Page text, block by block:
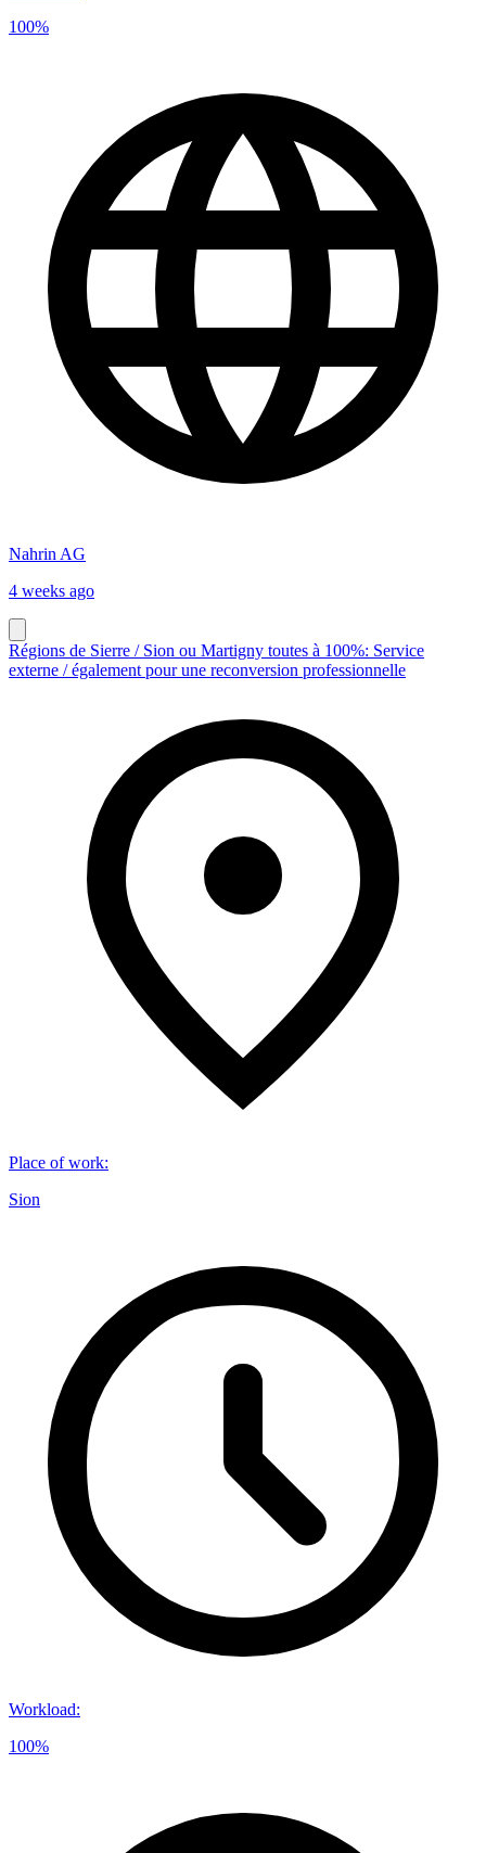
100%
Nahrin AG
4 weeks ago
Régions de Sierre / Sion ou Martigny toutes à 100%: Service
externe / également pour une reconversion professionnelle
Place of work:
Sion
Workload:
100%